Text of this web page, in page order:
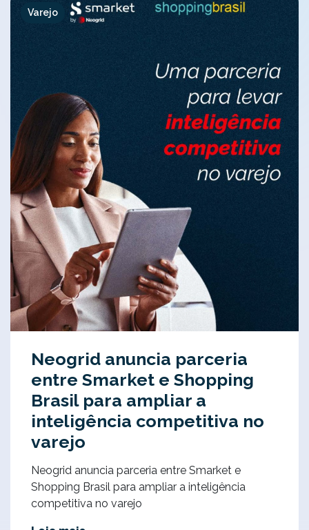
Varejo
Neogrid anuncia parceria
entre Smarket e Shopping
Brasil para ampliar a
inteligência competitiva no
varejo
Neogrid anuncia parceria entre Smarket e
Shopping Brasil para ampliar a inteligência
competitiva no varejo